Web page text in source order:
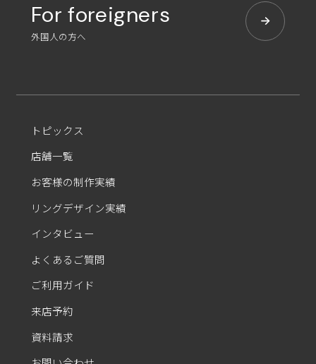
For foreigners
外国人の方へ
トピックス
店舗一覧
お客様の制作実績
リングデザイン実績
インタビュー
よくあるご質問
ご利用ガイド
来店予約
資料請求